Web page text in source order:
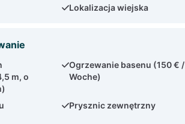
Lokalizacja wiejska
m, o
Ogrzewanie basenu (150 € /
Woche)
Prysznic zewnętrzny